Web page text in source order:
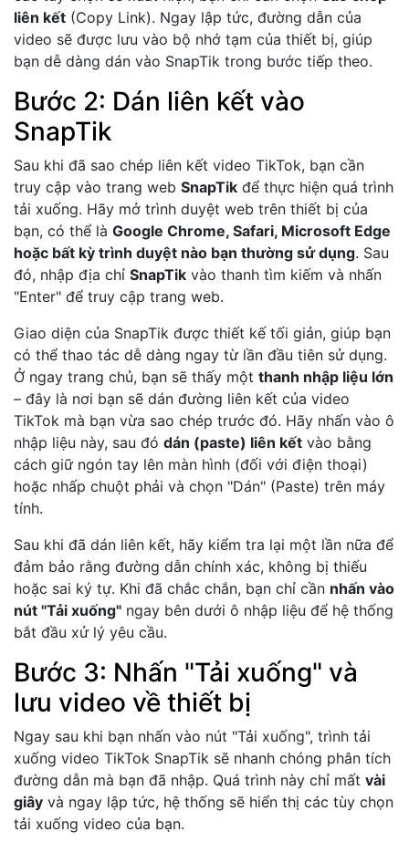
liên kết (Copy Link). Ngay lập tức, đường dẫn của
video sẽ được lưu vào bộ nhớ tạm của thiết bị, giúp
bạn dễ dàng dán vào SnapTik trong bước tiếp theo.
Bước 2: Dán liên kết vào
SnapTik
Sau khi đã sao chép liên kết video TikTok, bạn cần
truy cập vào trang web SnapTik để thực hiện quá trình
tải xuống. Hãy mở trình duyệt web trên thiết bị của
bạn, có thể là Google Chrome, Safari, Microsoft Edge
hoặc bất kỳ trình duyệt nào bạn thường sử dụng. Sau
đó, nhập địa chỉ SnapTik vào thanh tìm kiếm và nhấn
"Enter" để truy cập trang web.
Giao diện của SnapTik được thiết kế tối giản, giúp bạn
có thể thao tác dễ dàng ngay từ lần đầu tiên sử dụng.
Ở ngay trang chủ, bạn sẽ thấy một thanh nhập liệu lớn
– đây là nơi bạn sẽ dán đường liên kết của video
TikTok mà bạn vừa sao chép trước đó. Hãy nhấn vào ô
nhập liệu này, sau đó dán (paste) liên kết vào bằng
cách giữ ngón tay lên màn hình (đối với điện thoại)
hoặc nhấp chuột phải và chọn "Dán" (Paste) trên máy
tính.
Sau khi đã dán liên kết, hãy kiểm tra lại một lần nữa để
đảm bảo rằng đường dẫn chính xác, không bị thiếu
hoặc sai ký tự. Khi đã chắc chắn, bạn chỉ cần nhấn vào
nút "Tải xuống" ngay bên dưới ô nhập liệu để hệ thống
bắt đầu xử lý yêu cầu.
Bước 3: Nhấn "Tải xuống" và
lưu video về thiết bị
Ngay sau khi bạn nhấn vào nút "Tải xuống", trình tải
xuống video TikTok SnapTik sẽ nhanh chóng phân tích
đường dẫn mà bạn đã nhập. Quá trình này chỉ mất vài
giây và ngay lập tức, hệ thống sẽ hiển thị các tùy chọn
tải xuống video của bạn.